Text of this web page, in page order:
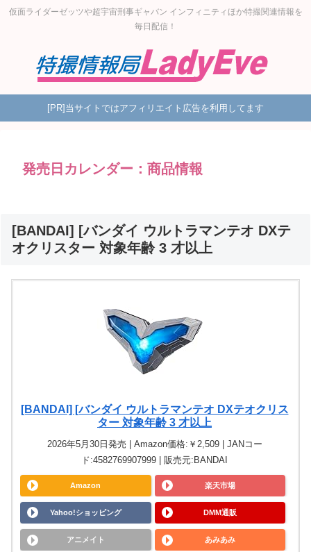
仮面ライダーゼッツや超宇宙刑事ギャバン インフィニティほか特撮関連情報を
毎日配信！
[PR]当サイトではアフィリエイト広告を利用してます
発売日カレンダー：商品情報
[BANDAI] [バンダイ ウルトラマンテオ DXテ
オクリスター 対象年齢 3 才以上
[BANDAI] [バンダイ ウルトラマンテオ DXテオクリス
ター 対象年齢 3 才以上
2026年5月30日発売 | Amazon価格:￥2,509 | JANコー
ド:4582769907999 | 販売元:BANDAI
Amazon 楽天市場
Yahoo!ショッピング DMM通販
アニメイト あみあみ